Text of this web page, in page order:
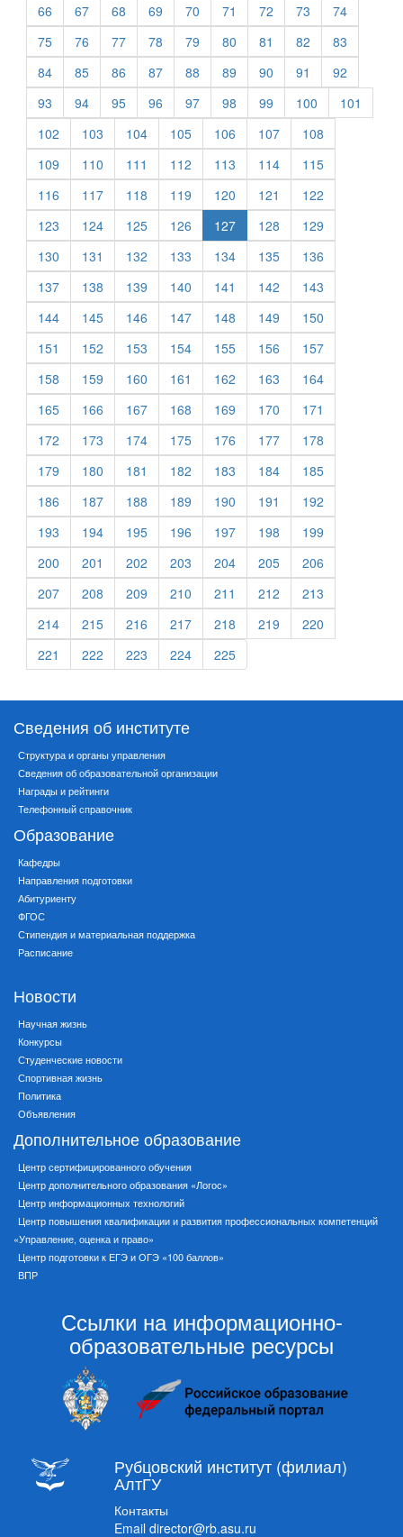
66
67 68 69 70 71 72 73
74
75
76 77 78 79 80 81 82
83
84
85 86 87 88 89 90 91
92
93
94 95 96 97 98 99 100
101
102
103 104 105 106 107
108
109
110 111 112 113 114
115
116
117 118 119 120 121
122
123
124 125 126 127 128
129
130
131 132 133 134 135
136
137
138 139 140 141 142
143
144
145 146 147 148 149
150
151
152 153 154 155 156
157
158
159 160 161 162 163
164
165
166 167 168 169 170
171
172
173 174 175 176 177
178
179
180 181 182 183 184
185
186
187 188 189 190 191
192
193
194 195 196 197 198
199
200
201 202 203 204 205
206
207
208 209 210 211 212
213
214
215 216 217 218 219
220
221
222 223 224 225
Сведения об институте
Структура и органы управления
Сведения об образовательной организации
Награды и рейтинги
Телефонный справочник
Образование
Кафедры
Направления подготовки
Абитуриенту
ФГОС
Стипендия и материальная поддержка
Расписание
Новости
Научная жизнь
Конкурсы
Студенческие новости
Спортивная жизнь
Политика
Объявления
Дополнительное образование
Центр сертифицированного обучения
Центр дополнительного образования «Логос»
Центр информационных технологий
Центр повышения квалификации и развития профессиональных компетенций
«Управление, оценка и право»
Центр подготовки к ЕГЭ и ОГЭ «100 баллов»
ВПР
Ссылки на информационно-
образовательные ресурсы
Рубцовский институт (филиал)
АлтГУ
Контакты
Email director@rb.asu.ru